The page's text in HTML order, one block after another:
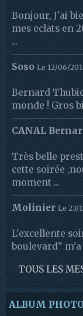
Bonjour, J'ai
mes eclats en
...
Soso Le 12/06/
Bernard
monde ! Gros
CANAL
Très belle
cette soirée
moment ...
Molinier Le 23/
L'excellente
boulevard"
TOUS LES
ALBUM